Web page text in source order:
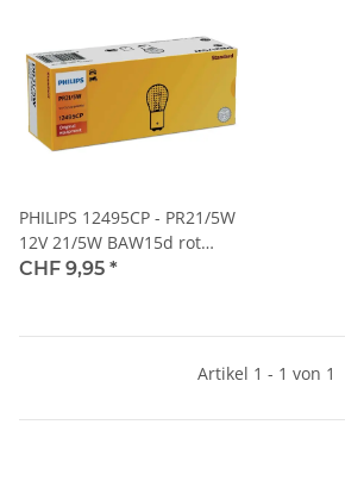
PHILIPS 12495CP - PR21/5W
12V 21/5W BAW15d rot
Vision 1Stk.
CHF 9,95 *
Artikel 1 - 1 von 1